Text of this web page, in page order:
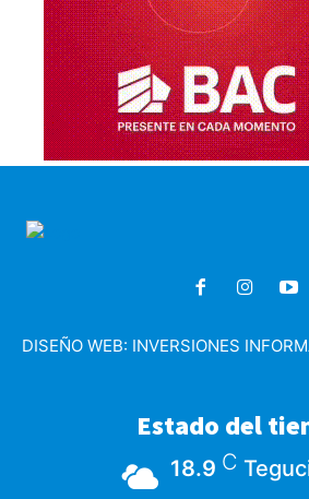
DISEÑO WEB: INVERSIONES
Estado del
18.9 C